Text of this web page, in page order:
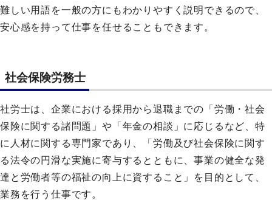
難しい用語を一般の方にもわかりやすく説明できるので、
安心感を持って仕事を任せることもできます。
​社会保険労務士​
社労士は、企業における採用から退職までの「労働・社会
保険に関する諸問題」や「年金の相談」に応じるなど、特
に人材に関する専門家であり、「労働及び社会保険に関す
る法令の円滑な実施に寄与するとともに、事業の健全な発
達と労働者等の福祉の向上に資すること」を目的として、
業務を行う仕事です。